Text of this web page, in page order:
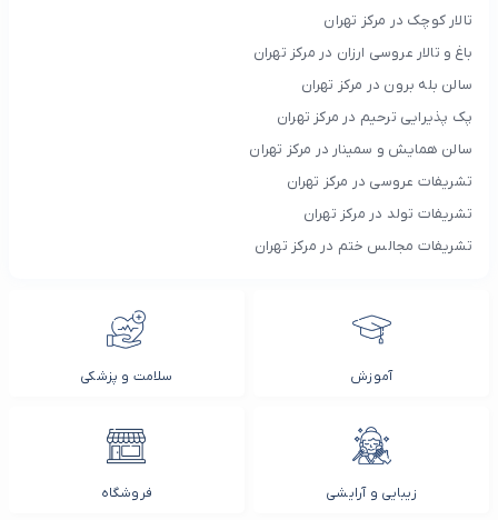
آموزش سلامت و پزشکی
زیبایی و آرایشی فروشگاه
تالار کوچک در مرکز تهران
باغ و تالار عروسی ارزان در مرکز تهران
سالن بله برون در مرکز تهران
پک پذیرایی ترحیم در مرکز تهران
سالن همایش و سمینار در مرکز تهران
تشریفات عروسی در مرکز تهران
تشریفات تولد در مرکز تهران
تشریفات مجالس ختم در مرکز تهران